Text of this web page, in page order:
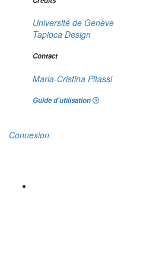
Université de Genève
Tapioca Design
Contact
Maria-Cristina Pitassi
Guide d'utilisation
Connexion